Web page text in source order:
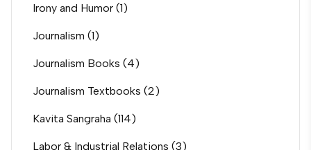
Irony and Humor (1)
Journalism (1)
Journalism Books (4)
Journalism Textbooks (2)
Kavita Sangraha (114)
Labor & Industrial Relations (3)